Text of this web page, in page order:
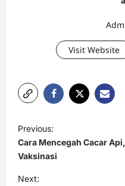
Visit Website
o
s
t
Previous:
Cara Mencegah Cacar
Vaksinasi
Next: